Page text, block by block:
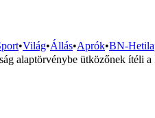
•Világ•Állás•Aprók•BN-
alaptörvénybe ütközőnek ítéli